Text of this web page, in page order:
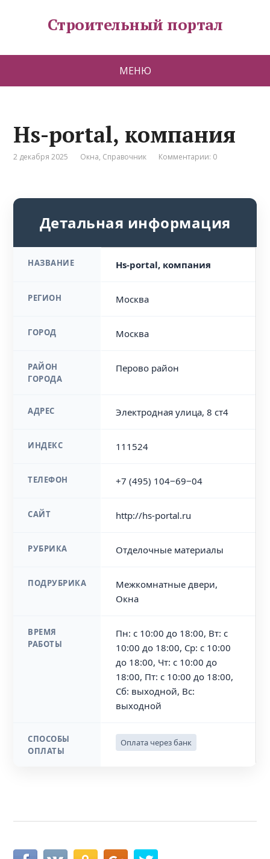
Строительный портал
МЕНЮ
Hs-portal, компания
2 декабря 2025 Окна, Справочник Комментарии: 0
Детальная информация
НАЗВАНИЕ Hs-portal, компания
РЕГИОН Москва
ГОРОД Москва
РАЙОН
ГОРОДА
Перово район
АДРЕС Электродная улица, 8 ст4
ИНДЕКС 111524
ТЕЛЕФОН +7 (495) 104‒69‒04
САЙТ http://hs-portal.ru
РУБРИКА Отделочные материалы
ПОДРУБРИКА
Межкомнатные двери,
Окна
ВРЕМЯ
РАБОТЫ
Пн: с 10:00 до 18:00, Вт: с
10:00 до 18:00, Ср: с 10:00
до 18:00, Чт: с 10:00 до
18:00, Пт: с 10:00 до 18:00,
Сб: выходной, Вс:
выходной
СПОСОБЫ
ОПЛАТЫ
Оплата через банк